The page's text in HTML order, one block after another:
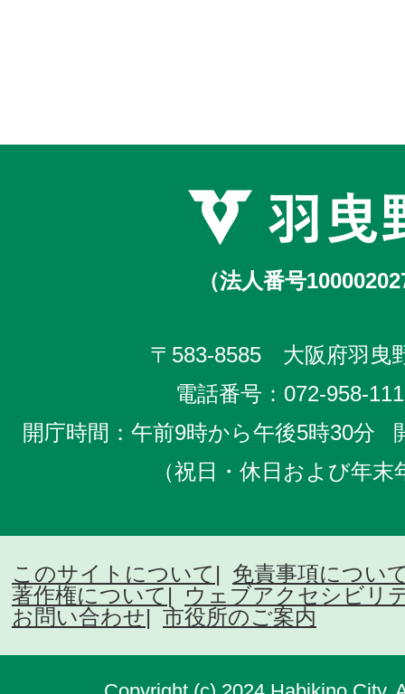
（法人番号
〒583-8585 大阪府羽曳
電話番号： 072-958-
開庁時間：午前9時から午後5時30分
（祝日・休日および年
このサイトについて
免責事項につい
著作権について
ウェブアクセシビリ
お問い合わせ
市役所のご案内